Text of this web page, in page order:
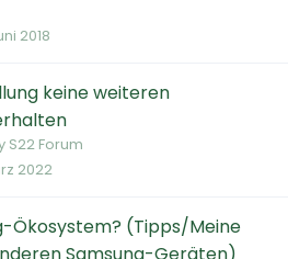
2018
keine weiteren
S22 Forum
2022
Ökosystem? (Tipps/Meine
Samsung-Geräten)